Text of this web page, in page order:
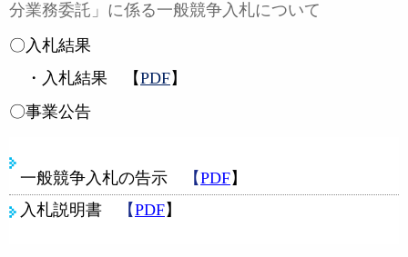
分業務委託」に係る一般競争入札について
〇入札結果
・入札結果 【PDF】
〇事業公告
一般競争入札の告示 【PDF】
入札説明書
【PDF】